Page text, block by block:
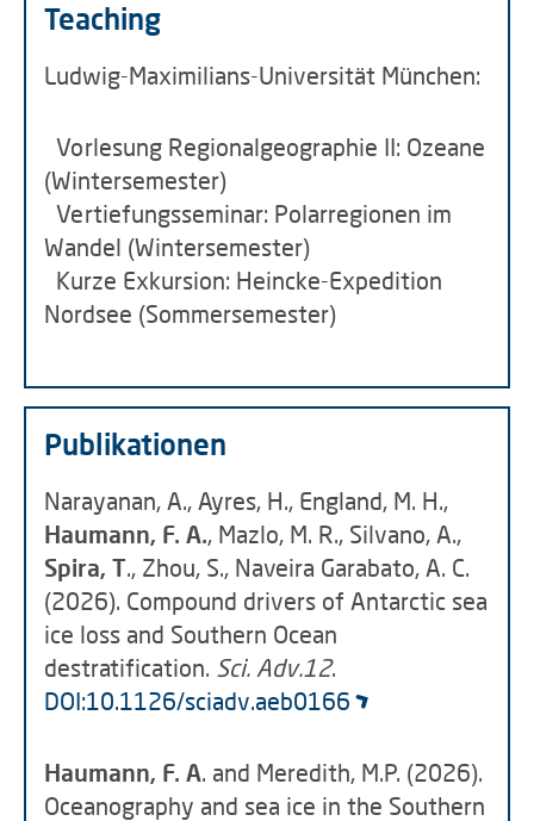
Teaching
Ludwig-Maximilians-Universität München:
Vorlesung Regionalgeographie II: Ozeane
(Wintersemester)
Vertiefungsseminar: Polarregionen im
Wandel (Wintersemester)
Kurze Exkursion: Heincke-Expedition
Nordsee (Sommersemester)
Publikationen
Narayanan, A., Ayres, H., England, M. H.,
Haumann, F. A., Mazlo, M. R., Silvano, A.,
Spira, T., Zhou, S., Naveira Garabato, A. C.
(2026). Compound drivers of Antarctic sea
ice loss and Southern Ocean
destratification. Sci. Adv.12.
DOI:10.1126/sciadv.aeb0166
Haumann, F. A. and Meredith, M.P. (2026).
Oceanography and sea ice in the Southern